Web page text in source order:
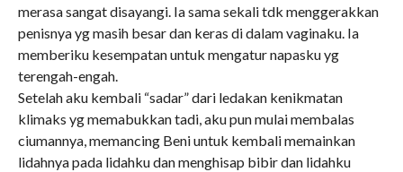
merasa sangat disayangi. Ia sama sekali tdk menggerakkan
penisnya yg masih besar dan keras di dalam vaginaku. Ia
memberiku kesempatan untuk mengatur napasku yg
terengah-engah.
Setelah aku kembali “sadar” dari ledakan kenikmatan
klimaks yg memabukkan tadi, aku pun mulai membalas
ciumannya, memancing Beni untuk kembali memainkan
lidahnya pada lidahku dan menghisap bibir dan lidahku